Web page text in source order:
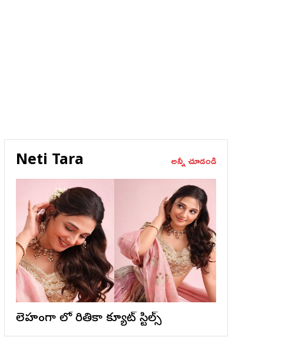
Neti Tara అన్నీ చూడండి
లెహంగా లో రితికా క్యూట్ స్టిల్స్